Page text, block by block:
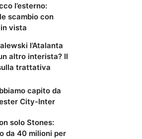
l’esterno:
scambio con
vista
l’Atalanta
altro interista? Il
trattativa
capito da
City-Inter
solo Stones:
da 40 milioni per